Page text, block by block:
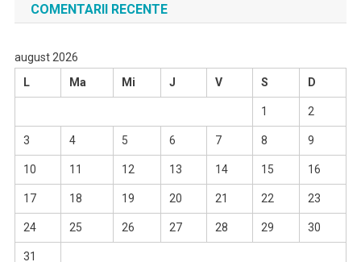
COMENTARII RECENTE
august 2026
L
Ma Mi J V S D
1 2
3 4 5 6 7 8 9
10 11 12 13 14 15 16
17 18 19 20 21 22 23
24 25 26 27 28 29 30
31